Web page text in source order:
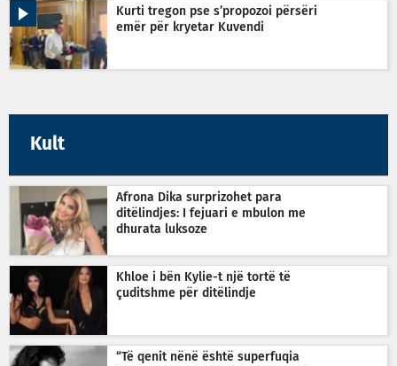
Kurti tregon pse s’propozoi përsëri
emër për kryetar Kuvendi
Kult
Afrona Dika surprizohet para
ditëlindjes: I fejuari e mbulon me
dhurata luksoze
Khloe i bën Kylie-t një tortë të
çuditshme për ditëlindje
“Të qenit nënë është superfuqia